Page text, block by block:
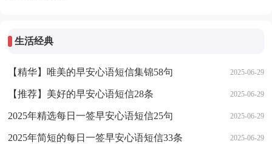
生活经典
【精华】唯美的早安心语短信集锦58句 2025-06-29
【推荐】美好的早安心语短信28条 2025-06-29
2025年精选每日一签早安心语短信25句 2025-06-29
2025年简短的每日一签早安心语短信33条 2025-06-29